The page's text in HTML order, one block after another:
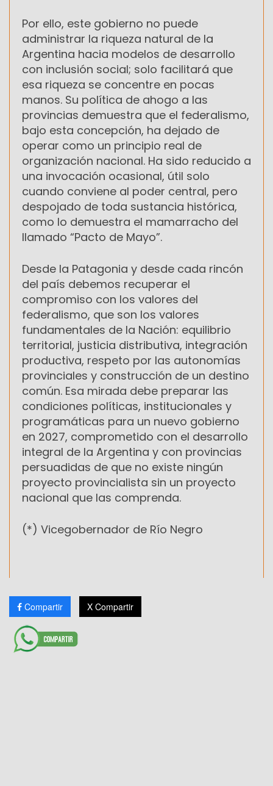
Por ello, este gobierno no puede
administrar la riqueza natural de la
Argentina hacia modelos de desarrollo
con inclusión social; solo facilitará que
esa riqueza se concentre en pocas
manos. Su política de ahogo a las
provincias demuestra que el federalismo,
bajo esta concepción, ha dejado de
operar como un principio real de
organización nacional. Ha sido reducido a
una invocación ocasional, útil solo
cuando conviene al poder central, pero
despojado de toda sustancia histórica,
como lo demuestra el mamarracho del
llamado “Pacto de Mayo”.
Desde la Patagonia y desde cada rincón
del país debemos recuperar el
compromiso con los valores del
federalismo, que son los valores
fundamentales de la Nación: equilibrio
territorial, justicia distributiva, integración
productiva, respeto por las autonomías
provinciales y construcción de un destino
común. Esa mirada debe preparar las
condiciones políticas, institucionales y
programáticas para un nuevo gobierno
en 2027, comprometido con el desarrollo
integral de la Argentina y con provincias
persuadidas de que no existe ningún
proyecto provincialista sin un proyecto
nacional que las comprenda.
(*) Vicegobernador de Río Negro
Compartir X Compartir